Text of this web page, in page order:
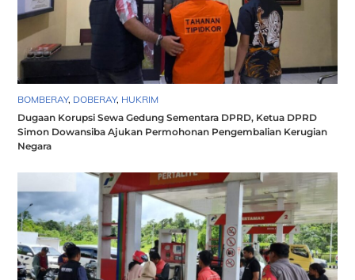
BOMBERAY, DOBERAY, HUKRIM
Dugaan Korupsi Sewa Gedung Sementara DPRD, Ketua DPRD
Simon Dowansiba Ajukan Permohonan Pengembalian Kerugian
Negara